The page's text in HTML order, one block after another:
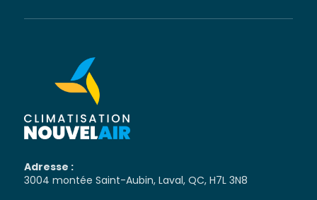
Adresse :
3004 montée Saint-Aubin, Laval, QC, H7L 3N8